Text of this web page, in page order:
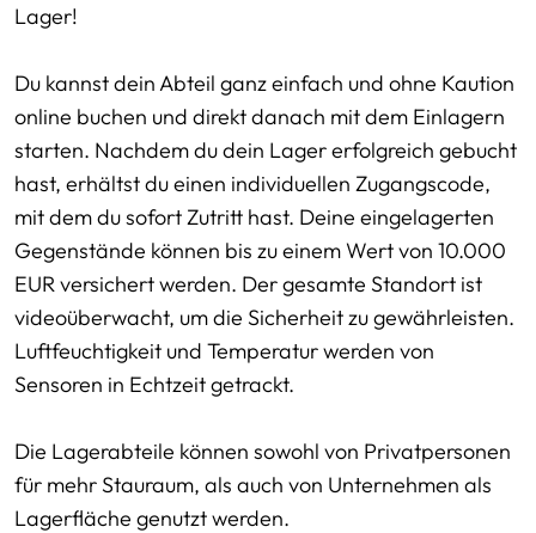
Lager!
Du kannst dein Abteil ganz einfach und ohne Kaution
online buchen und direkt danach mit dem Einlagern
starten. Nachdem du dein Lager erfolgreich gebucht
hast, erhältst du einen individuellen Zugangscode,
mit dem du sofort Zutritt hast. Deine eingelagerten
Gegenstände können bis zu einem Wert von 10.000
EUR versichert werden. Der gesamte Standort ist
videoüberwacht, um die Sicherheit zu gewährleisten.
Luftfeuchtigkeit und Temperatur werden von
Sensoren in Echtzeit getrackt.
Die Lagerabteile können sowohl von Privatpersonen
für mehr Stauraum, als auch von Unternehmen als
Lagerfläche genutzt werden.